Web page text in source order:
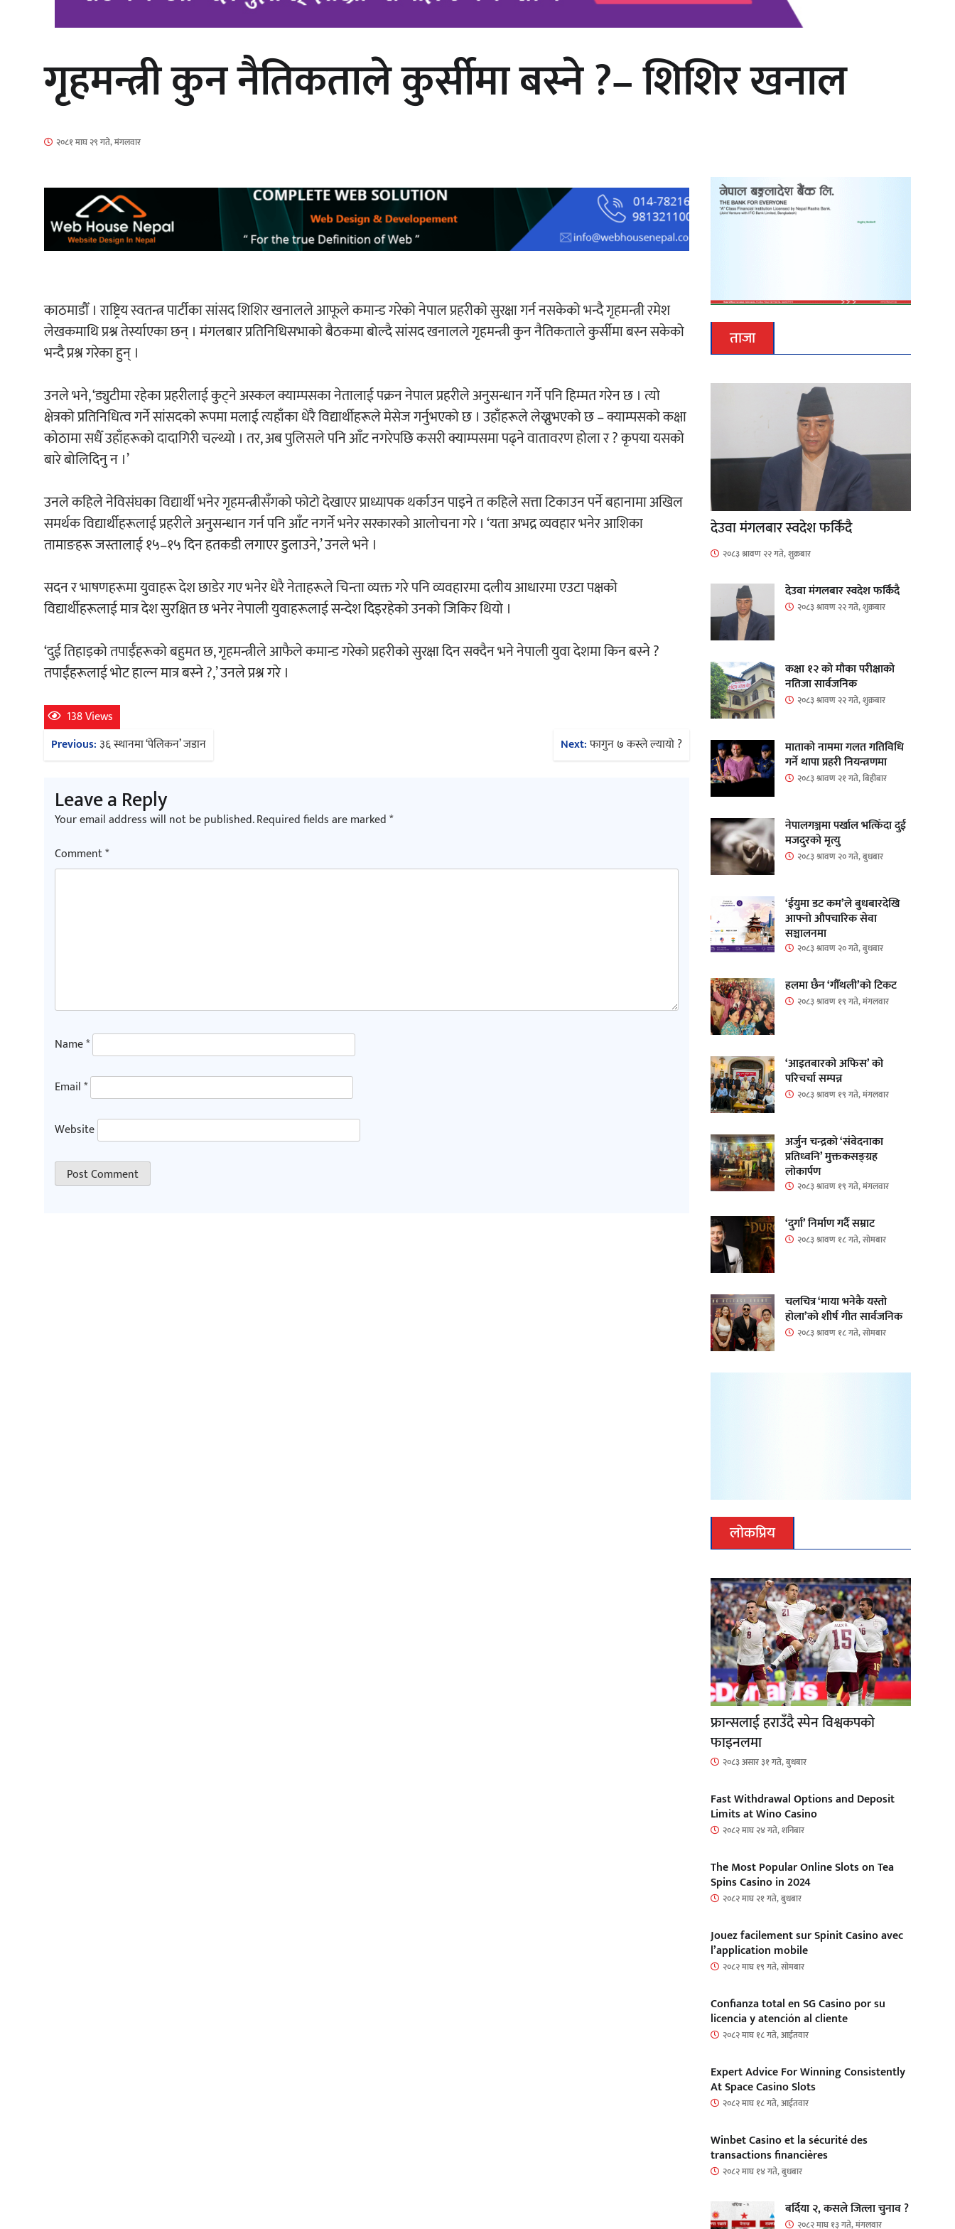
‘आइतबारको अफिस’ को परिचर्चा सम्पन्न
अर्जुन चन्द्रको ‘संवेदनाका प्रतिध्वनि’
मुक्तकसङ्ग्रह लोकार्पण
‘दुर्गा’ निर्माण गर्दै सम्राट
चलचित्र ‘माया भनेकै यस्तो होला’को शीर्ष
गीत सार्वजनिक
गृहमन्त्री कुन नैतिकताले कुर्सीमा बस्ने ?– शिशिर खनाल
२०८१ माघ २९ गते, मंगलवार
काठमाडौँ । राष्ट्रिय स्वतन्त्र पार्टीका सांसद शिशिर खनालले आफूले कमान्ड गरेको नेपाल प्रहरीको सुरक्षा गर्न नसकेको भन्दै गृहमन्त्री रमेश
लेखकमाथि प्रश्न तेर्स्याएका छन् । मंगलबार प्रतिनिधिसभाको बैठकमा बोल्दै सांसद खनालले गृहमन्त्री कुन नैतिकताले कुर्सीमा बस्न सकेको
भन्दै प्रश्न गरेका हुन् ।
उनले भने, ‘ड्युटीमा रहेका प्रहरीलाई कुट्ने अस्कल क्याम्पसका नेतालाई पक्रन नेपाल प्रहरीले अनुसन्धान गर्ने पनि हिम्मत गरेन छ । त्यो
क्षेत्रको प्रतिनिधित्व गर्ने सांसदको रूपमा मलाई त्यहाँका धेरै विद्यार्थीहरूले मेसेज गर्नुभएको छ । उहाँहरूले लेख्नुभएको छ – क्याम्पसको कक्षा
कोठामा सधैँ उहाँहरूको दादागिरी चल्थ्यो । तर, अब पुलिसले पनि आँट नगरेपछि कसरी क्याम्पसमा पढ्ने वातावरण होला र ? कृपया यसको
बारे बोलिदिनु न ।’
उनले कहिले नेविसंघका विद्यार्थी भनेर गृहमन्त्रीसँगको फोटो देखाएर प्राध्यापक थर्काउन पाइने त कहिले सत्ता टिकाउन पर्ने बहानामा अखिल
समर्थक विद्यार्थीहरूलाई प्रहरीले अनुसन्धान गर्न पनि आँट नगर्ने भनेर सरकारको आलोचना गरे । ‘यता अभद्र व्यवहार भनेर आशिका
तामाङहरू जस्तालाई १५–१५ दिन हतकडी लगाएर डुलाउने,’ उनले भने ।
सदन र भाषणहरूमा युवाहरू देश छाडेर गए भनेर धेरै नेताहरूले चिन्ता व्यक्त गरे पनि व्यवहारमा दलीय आधारमा एउटा पक्षको
विद्यार्थीहरूलाई मात्र देश सुरक्षित छ भनेर नेपाली युवाहरूलाई सन्देश दिइरहेको उनको जिकिर थियो ।
‘दुई तिहाइको तपाईँहरूको बहुमत छ, गृहमन्त्रीले आफैले कमान्ड गरेको प्रहरीको सुरक्षा दिन सक्दैन भने नेपाली युवा देशमा किन बस्ने ?
तपाईंहरूलाई भोट हाल्न मात्र बस्ने ?,’ उनले प्रश्न गरे ।
138 Views
Post
navigation
Previous:३६ स्थानमा ‘पेलिकन’ जडान Next:फागुन ७ कस्ले ल्यायो ?
Leave a Reply
Your email address will not be published.Required fields are marked*
Comment*
Name*
Email*
Website
ताजा
देउवा मंगलबार स्वदेश फर्किंदै
२०८३ श्रावण २२ गते, शुक्रबार
देउवा मंगलबार स्वदेश फर्किंदै
२०८३ श्रावण २२ गते, शुक्रबार
कक्षा १२ को मौका परीक्षाको
नतिजा सार्वजनिक
२०८३ श्रावण २२ गते, शुक्रबार
माताकाे नाममा गलत गतिविधि
गर्ने थापा प्रहरी नियन्त्रणमा
२०८३ श्रावण २१ गते, बिहीबार
नेपालगञ्जमा पर्खाल भत्किँदा दुई
मजदुरको मृत्यु
२०८३ श्रावण २० गते, बुधबार
‘ईयुमा डट कम’ले बुधबारदेखि
आफ्नो औपचारिक सेवा
सञ्चालनमा
२०८३ श्रावण २० गते, बुधबार
हलमा छैन ‘गौँथली’को टिकट
२०८३ श्रावण १९ गते, मंगलवार
‘आइतबारको अफिस’ को
परिचर्चा सम्पन्न
२०८३ श्रावण १९ गते, मंगलवार
अर्जुन चन्द्रको ‘संवेदनाका
प्रतिध्वनि’ मुक्तकसङ्ग्रह
लोकार्पण
२०८३ श्रावण १९ गते, मंगलवार
‘दुर्गा’ निर्माण गर्दै सम्राट
२०८३ श्रावण १८ गते, सोमबार
चलचित्र ‘माया भनेकै यस्तो
होला’को शीर्ष गीत सार्वजनिक
२०८३ श्रावण १८ गते, सोमबार
लोकप्रिय
फ्रान्सलाई हराउँदै स्पेन विश्वकपको
फाइनलमा
२०८३ असार ३१ गते, बुधबार
Fast Withdrawal Options and Deposit
Limits at Wino Casino
२०८२ माघ २४ गते, शनिबार
The Most Popular Online Slots on Tea
Spins Casino in 2024
२०८२ माघ २१ गते, बुधबार
Jouez facilement sur Spinit Casino avec
l’application mobile
२०८२ माघ १९ गते, सोमबार
Confianza total en SG Casino por su
licencia y atención al cliente
२०८२ माघ १८ गते, आईतवार
Expert Advice For Winning Consistently
At Space Casino Slots
२०८२ माघ १८ गते, आईतवार
Winbet Casino et la sécurité des
transactions financières
२०८२ माघ १४ गते, बुधबार
बर्दिया २, कसले जित्ला चुनाव ?
२०८२ माघ १३ गते, मंगलवार